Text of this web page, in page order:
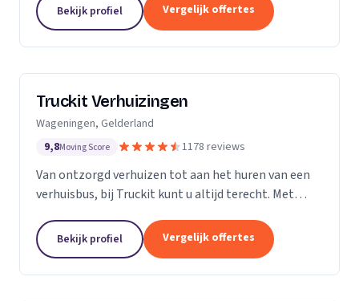
Bekijk profiel Vergelijk offertes
Truckit Verhuizingen
Wageningen, Gelderland
9,8Moving Score 1178 reviews
Van ontzorgd verhuizen tot aan het huren van een
verhuisbus, bij Truckit kunt u altijd terecht. Met
klanten geholpen door heel Nederland.
Bekijk profiel Vergelijk offertes